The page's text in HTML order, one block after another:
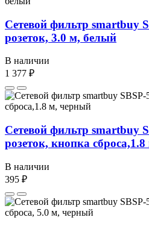
Сетевой фильтр smartbuy
розеток, 3.0 м, белый
В наличии
1 377 ₽
Сетевой фильтр smartbuy
розеток, кнопка
В наличии
395 ₽